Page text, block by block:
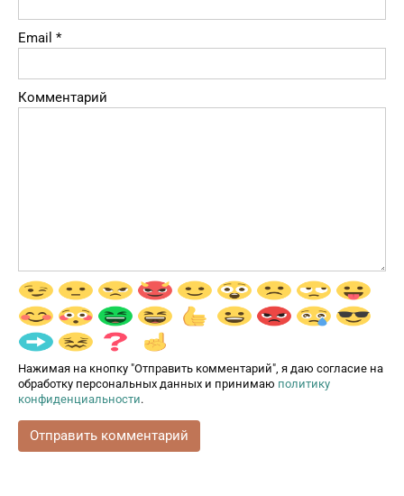
Email *
Комментарий
Нажимая на кнопку "Отправить комментарий", я даю согласие на
обработку персональных данных и принимаю политику
конфиденциальности.